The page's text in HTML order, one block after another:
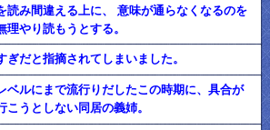
読み間違える上に、 意味が通らなくなるのを
やり読もうとする。
だと指摘されてしまいました。
ベルにまで流行りだしたこの時期に、具合が
うとしない同居の義姉。